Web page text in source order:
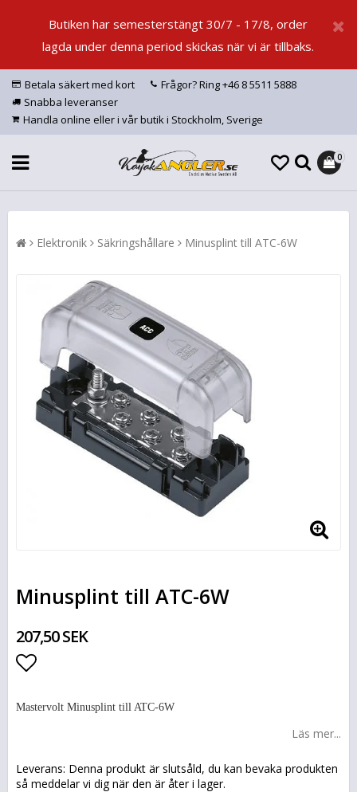
Butiken har semesterstängt 30/7 - 17/8, order
lagda under denna period skickas när vi är tillbaks.
Betala säkert med kort
Frågor? Ring +46 8 5511 5888
Snabba leveranser
Handla online eller i vår butik i Stockholm, Sverige
0
Elektronik Säkringshållare Minusplint till ATC-6W
Minusplint till ATC-6W
207,50 SEK
Mastervolt Minusplint till ATC-6W
Läs mer...
Leverans: Denna produkt är slutsåld, du kan bevaka produkten
så meddelar vi dig när den är åter i lager.